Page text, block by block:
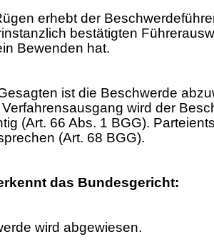
erhebt der
bestätigten
Bewenden hat.
ist die Beschwerde
wird der
(Art. 66 Abs. 1 BGG).
(Art. 68 BGG).
das Bundesgericht:
wird abgewiesen.